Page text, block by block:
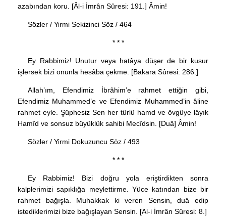
azabından koru. [Âl-i İmrân Sûresi: 191.] Âmin!
Sözler / Yirmi Sekizinci Söz / 464
* * *
Ey Rabbimiz! Unutur veya hatâya düşer de bir kusur
işlersek bizi onunla hesâba çekme. [Bakara Sûresi: 286.]
Allah’ım, Efendimiz İbrâhim’e rahmet ettiğin gibi,
Efendimiz Muhammed’e ve Efendimiz Muhammed’in âline
rahmet eyle. Şüphesiz Sen her türlü hamd ve övgüye lâyık
Hamîd ve sonsuz büyüklük sahibi Mecîdsin. [Duâ] Âmin!
Sözler / Yirmi Dokuzuncu Söz / 493
* * *
Ey Rabbimiz! Bizi doğru yola eriştirdikten sonra
kalplerimizi sapıklığa meylettirme. Yüce katından bize bir
rahmet bağışla. Muhakkak ki veren Sensin, duâ edip
istediklerimizi bize bağışlayan Sensin. [Al-i İmrân Sûresi: 8.]